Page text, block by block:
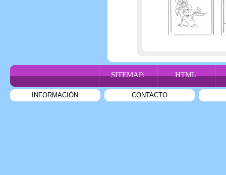
SITEMAP: HTML
INFORMACIÓN CONTACTO